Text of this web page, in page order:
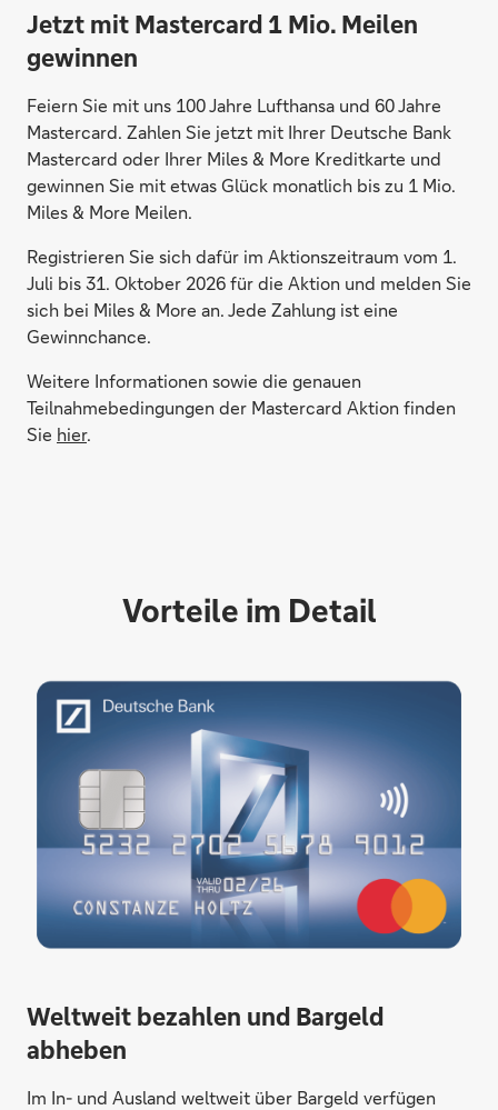
Jetzt mit Mastercard 1 Mio. Meilen
gewinnen
Feiern Sie mit uns 100 Jahre Lufthansa und 60 Jahre
Mastercard. Zahlen Sie jetzt mit Ihrer Deutsche Bank
Mastercard oder Ihrer Miles & More Kreditkarte und
gewinnen Sie mit etwas Glück monatlich bis zu 1 Mio.
Miles & More Meilen.
Registrieren Sie sich dafür im Aktionszeitraum vom 1.
Juli bis 31. Oktober 2026 für die Aktion und melden Sie
sich bei Miles & More an. Jede Zahlung ist eine
Gewinnchance.
Weitere Informationen sowie die genauen
Teilnahmebedingungen der Mastercard Aktion finden
Sie hier.
Vorteile im Detail
Weltweit bezahlen und Bargeld
abheben
Im In- und Ausland weltweit über Bargeld verfügen